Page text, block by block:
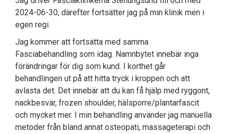
2024-06-30, därefter fortsätter jag på min klinik men i
egen regi.
Jag kommer att fortsätta med samma
Fasciabehandling som idag. Namnbytet innebär inga
förändringar för dig som kund. I korthet går
behandlingen ut på att hitta tryck i kroppen och att
avlasta det. Det innebär att du kan få hjälp med ryggont,
nackbesvär, frozen shoulder, hälsporre/plantarfascit
och mycket mer. I min behandling använder jag manuella
metoder från bland annat osteopati, massageterapi och